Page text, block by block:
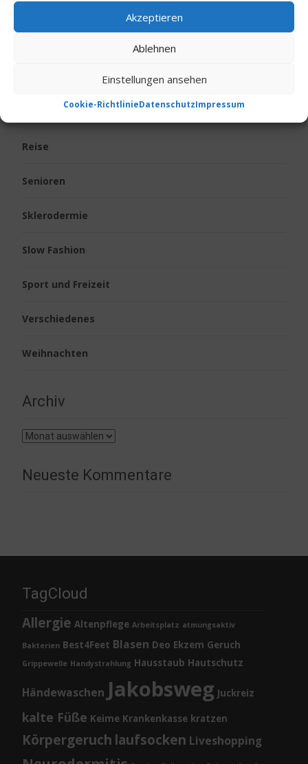
Akzeptieren
Ablehnen
Einstellungen ansehen
Cookie-RichtlinieDatenschutzImpressum
Psoriasis
Reise
Senioren
Sklerodermie
Slow Fashion
Sport und Freizeit
Verschiedenes
Weihnachten
Archiv
Archiv
Neueste Kommentare
TagCloud
Allergie Altenpflege Arbeitsplatz atmungsaktiv
Bakterien Best4Feet Blasen Deo Ekzem Geruch
Grippewelle Handystrahlung Hausstaub Hautschutz
Händewaschen Jakobsweg Juckreiz
kalte Füße Keime Krankenkasse kratzen
Körpergeruch laufsocken Liveshopping